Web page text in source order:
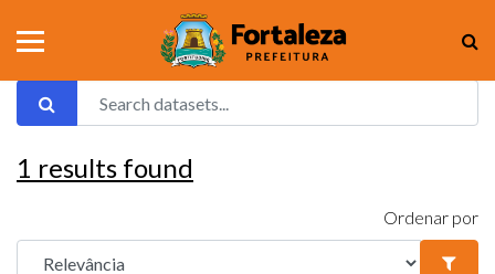
1 results found
Ordenar por